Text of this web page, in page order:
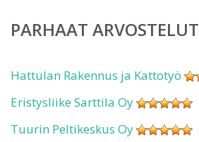
PARHAAT ARVOSTELUT
Hattulan Rakennus ja Kattotyö
Eristysliike Sarttila Oy
Tuurin Peltikeskus Oy